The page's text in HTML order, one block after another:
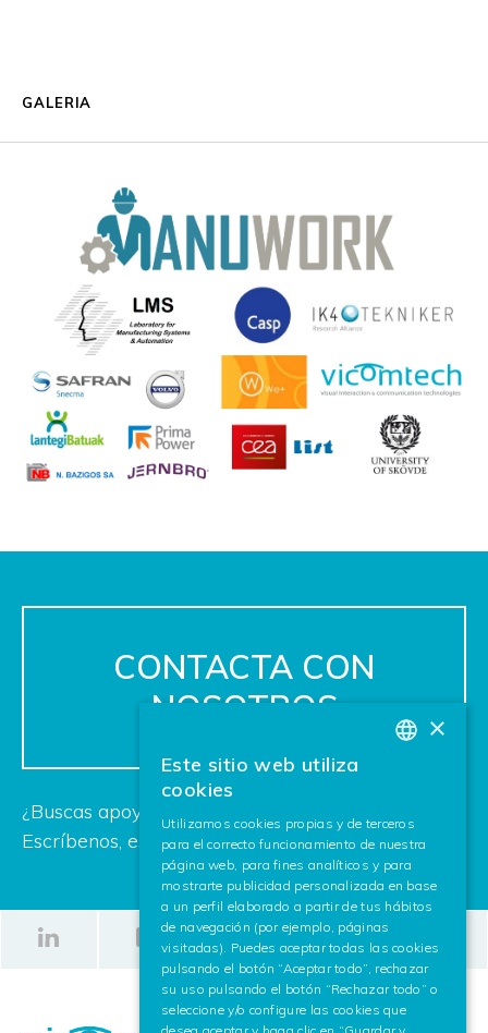
GALERIA
CONTACTA CON
NOSOTROS
¿Buscas apoyo para tu próximo proyecto?
Escríbenos, estamos deseando ayudarte.
ENGLISH
×
Este sitio web utiliza
cookies
Utilizamos cookies propias y de terceros
para el correcto funcionamiento de nuestra
página web, para fines analíticos y para
mostrarte publicidad personalizada en base
a un perfil elaborado a partir de tus hábitos
de navegación (por ejemplo, páginas
visitadas). Puedes aceptar todas las cookies
pulsando el botón “Aceptar todo”, rechazar
su uso pulsando el botón “Rechazar todo” o
seleccione y/o configure las cookies que